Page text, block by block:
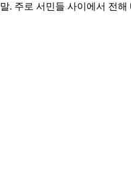
. 주로 서민들 사이에서 전해